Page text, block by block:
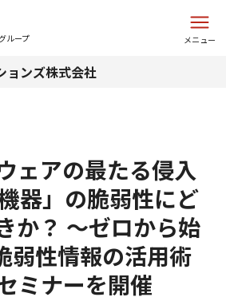
ループ メニュー
ョンズ株式会社
ェアの最たる侵入
器」の脆弱性にど
か？ ～ゼロから始
弱性情報の活用術
ミナーを開催